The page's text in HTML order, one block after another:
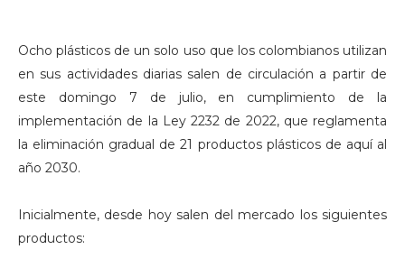
Ocho plásticos de un solo uso que los colombianos utilizan
en sus actividades diarias salen de circulación a partir de
este domingo 7 de julio, en cumplimiento de la
implementación de la Ley 2232 de 2022, que reglamenta
la eliminación gradual de 21 productos plásticos de aquí al
año 2030.
Inicialmente, desde hoy salen del mercado los siguientes
productos: